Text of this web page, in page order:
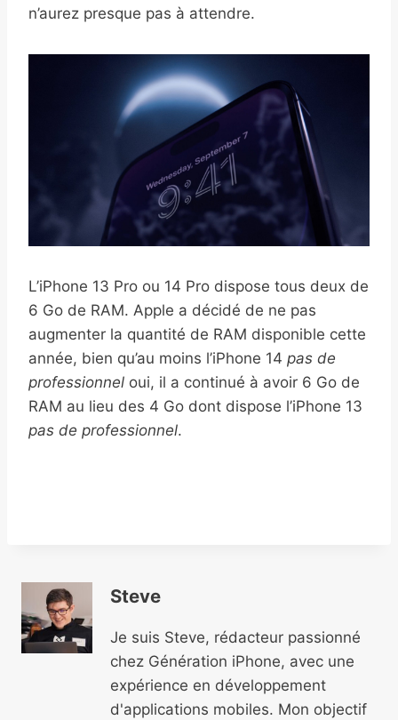
n’aurez presque pas à attendre.
L’iPhone 13 Pro ou 14 Pro dispose tous deux de
6 Go de RAM. Apple a décidé de ne pas
augmenter la quantité de RAM disponible cette
année, bien qu’au moins l’iPhone 14 pas de
professionnel oui, il a continué à avoir 6 Go de
RAM au lieu des 4 Go dont dispose l’iPhone 13
pas de professionnel.
Steve
Je suis Steve, rédacteur passionné
chez Génération iPhone, avec une
expérience en développement
d'applications mobiles. Mon objectif